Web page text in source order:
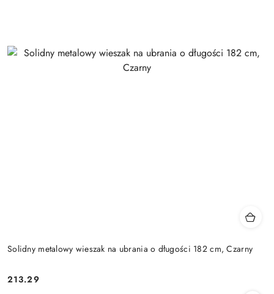
Solidny metalowy wieszak na ubrania o długości 182 cm, Czarny
Cena:
213.29